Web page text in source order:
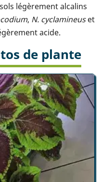
légèrement alcalins
, N. cyclamineuset
acide.
de plante